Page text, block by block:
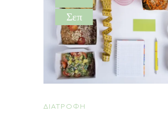
Σεπ
ΔΙΑΤΡΟΦΗ